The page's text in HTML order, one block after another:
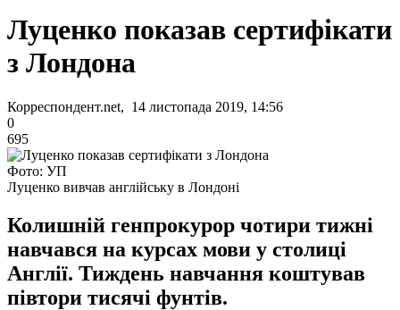
Луценко показав сертифікати
з Лондона
Корреспондент.net, 14 листопада 2019, 14:56
0
695
Фото: УП
Луценко вивчав англійську в Лондоні
Колишній генпрокурор чотири тижні
навчався на курсах мови у столиці
Англії. Тиждень навчання коштував
півтори тисячі фунтів.